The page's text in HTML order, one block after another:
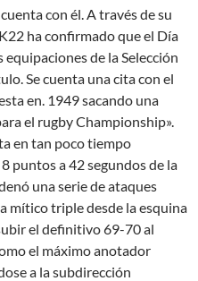
con él. A través de su
ha confirmado que el Día
de la Selección
Se cuenta una cita con el
en. 1949 sacando una
el rugby Championship».
en tan poco tiempo
puntos a 42 segundos de la
una serie de ataques
mítico triple desde la esquina
el definitivo 69-70 al
el máximo anotador
a la subdirección